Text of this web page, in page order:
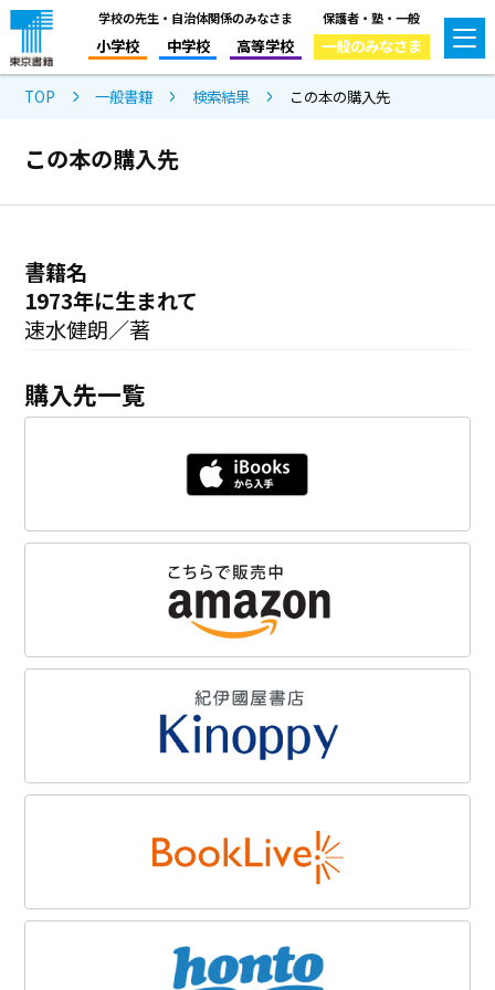
学校の先生・自治体関係のみなさま
小学校 中学校 高等学校
保護者・塾・一般
一般のみなさま
TOP 一般書籍 検索結果 この本の購入先
この本の購入先
書籍名
1973年に生まれて
速水健朗／著
購入先一覧